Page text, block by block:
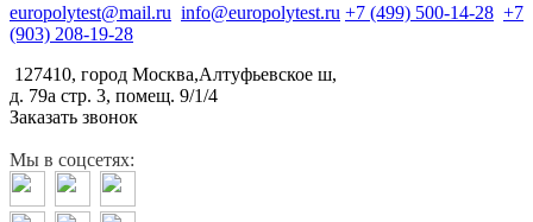
europolytest@mail.ru info@europolytest.ru +7 (499) 500-14-28 +7
(903) 208-19-28
127410, город Москва,Алтуфьевское ш,
д. 79а стр. 3, помещ. 9/1/4
Заказать звонок
Мы в соцсетях: